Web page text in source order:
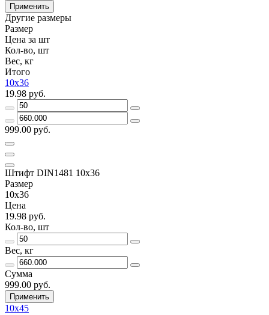
Применить
Другие размеры
Размер
Цена за шт
Кол-во, шт
Вес, кг
Итого
10х36
19.98 руб.
999.00 руб.
Штифт DIN1481 10х36
Размер
10х36
Цена
19.98 руб.
Кол-во, шт
Вес, кг
Сумма
999.00 руб.
Применить
10х45